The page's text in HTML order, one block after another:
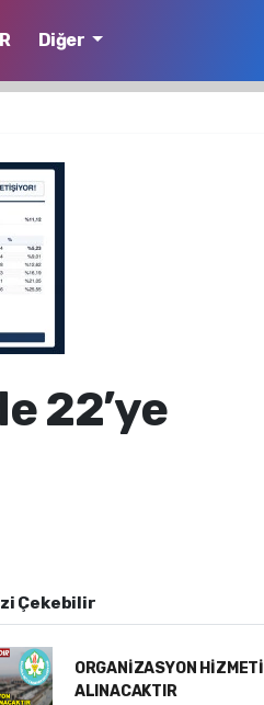
Diğer
22’ye
Çekebilir
ORGANİZASYON HİZMETİ
ALINACAKTIR